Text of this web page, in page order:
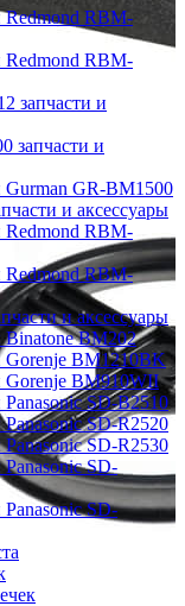
Redmond RBM-
Redmond RBM-
запчасти и
запчасти и
Gurman GR-BM1500
и аксессуары
Redmond RBM-
Redmond RBM-
и аксессуары
Binatone BM202
Gorenje BM1210BK
Gorenje BM910WII
Panasonic SD-B2510
SD-R2520
SD-R2530
Panasonic SD-
Panasonic SD-